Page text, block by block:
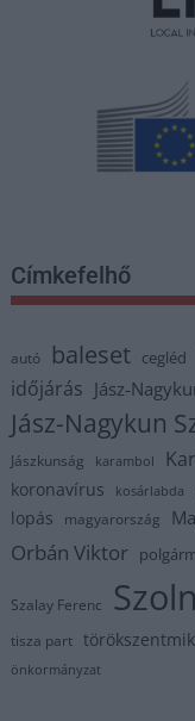
Címkefelhő
autó baleset cegléd
időjárás Jász-
Jász-Nagykun
Jászkunság karambol
koronavírus kosárlabda
lopás magyarország
Orbán Viktor
Szalay Ferenc
tisza part
önkormányzat